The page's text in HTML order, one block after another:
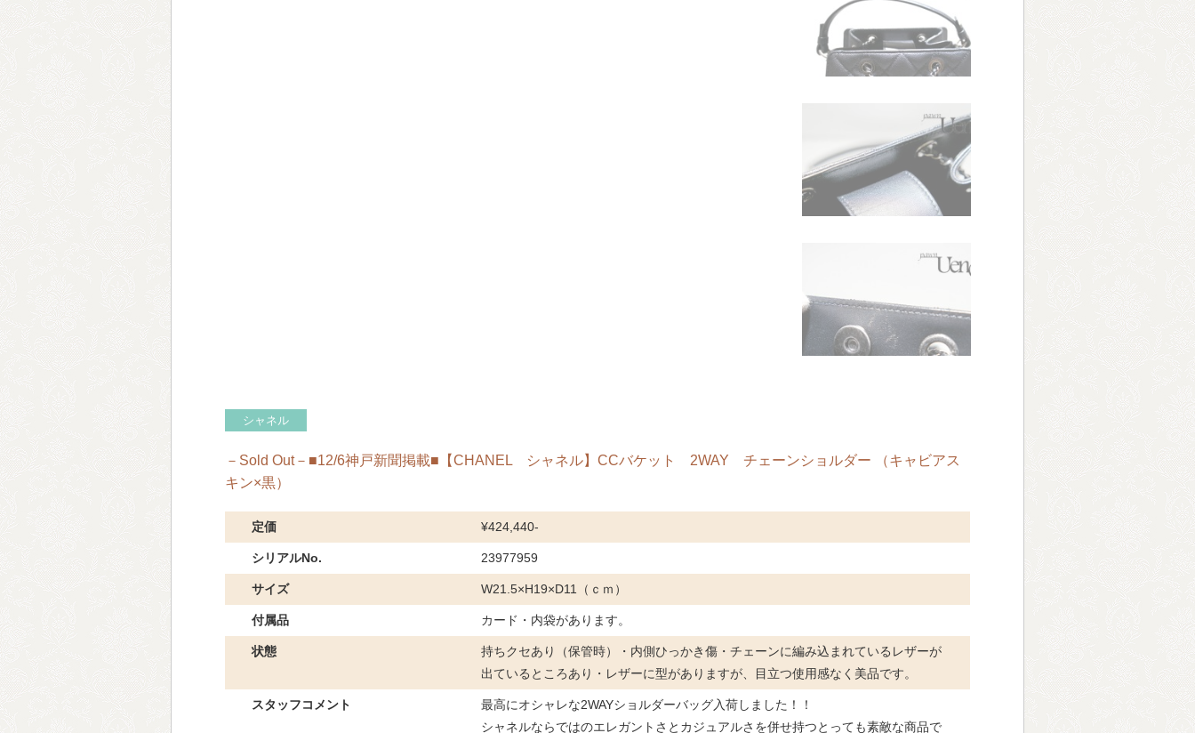
シャネル
－Sold Out－■12/6神戸新聞掲載■【CHANEL シャネル】CCバケット 2WAY チェーンショルダー （キャビアス
キン×黒）
定価 ¥424,440-
シリアルNo. 23977959
サイズ W21.5×H19×D11（ｃｍ）
付属品 カード・内袋があります。
状態
持ちクセあり（保管時）・内側ひっかき傷・チェーンに編み込まれているレザーが
出ているところあり・レザーに型がありますが、目立つ使用感なく美品です。
スタッフコメント
最高にオシャレな2WAYショルダーバッグ入荷しました！！
シャネルならではのエレガントさとカジュアルさを併せ持つとっても素敵な商品で